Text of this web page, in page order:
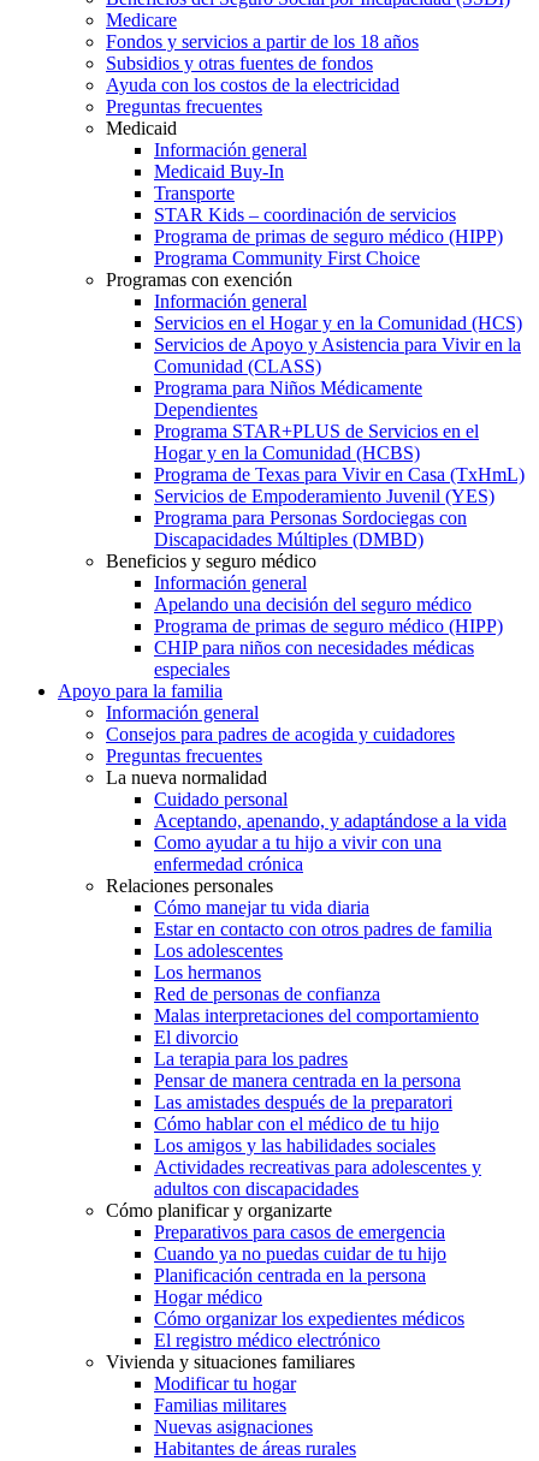
Medicare
Fondos y servicios a partir de los 18 años
Subsidios y otras fuentes de fondos
Ayuda con los costos de la electricidad
Preguntas frecuentes
Medicaid
Información general
Medicaid Buy-In
Transporte
STAR Kids – coordinación de servicios
Programa de primas de seguro médico (HIPP)
Programa Community First Choice
Programas con exención
Información general
Servicios en el Hogar y en la Comunidad (HCS)
Servicios de Apoyo y Asistencia para Vivir en la
Comunidad (CLASS)
Programa para Niños Médicamente
Dependientes
Programa STAR+PLUS de Servicios en el
Hogar y en la Comunidad (HCBS)
Programa de Texas para Vivir en Casa (TxHmL)
Servicios de Empoderamiento Juvenil (YES)
Programa para Personas Sordociegas con
Discapacidades Múltiples (DMBD)
Beneficios y seguro médico
Información general
Apelando una decisión del seguro médico
Programa de primas de seguro médico (HIPP)
CHIP para niños con necesidades médicas
especiales
Apoyo para la familia
Información general
Consejos para padres de acogida y cuidadores
Preguntas frecuentes
La nueva normalidad
Cuidado personal
Aceptando, apenando, y adaptándose a la vida
Como ayudar a tu hijo a vivir con una
enfermedad crónica
Relaciones personales
Cómo manejar tu vida diaria
Estar en contacto con otros padres de familia
Los adolescentes
Los hermanos
Red de personas de confianza
Malas interpretaciones del comportamiento
El divorcio
La terapia para los padres
Pensar de manera centrada en la persona
Las amistades después de la preparatori
Cómo hablar con el médico de tu hijo
Los amigos y las habilidades sociales
Actividades recreativas para adolescentes y
adultos con discapacidades
Cómo planificar y organizarte
Preparativos para casos de emergencia
Cuando ya no puedas cuidar de tu hijo
Planificación centrada en la persona
Hogar médico
Cómo organizar los expedientes médicos
El registro médico electrónico
Vivienda y situaciones familiares
Modificar tu hogar
Familias militares
Nuevas asignaciones
Habitantes de áreas rurales